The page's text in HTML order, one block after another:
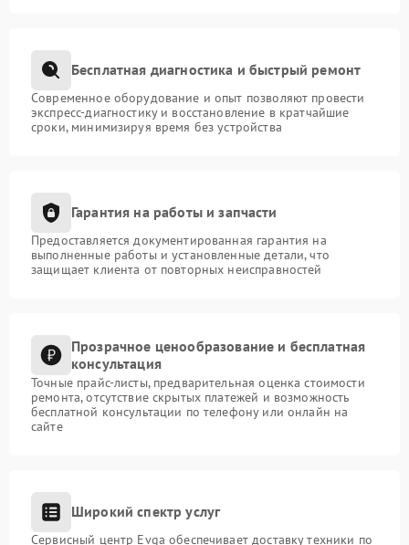
Бесплатная диагностика и быстрый ремонт
Современное оборудование и опыт позволяют провести
экспресс-диагностику и восстановление в кратчайшие
сроки, минимизируя время без устройства
Гарантия на работы и запчасти
Предоставляется документированная гарантия на
выполненные работы и установленные детали, что
защищает клиента от повторных неисправностей
Прозрачное ценообразование и бесплатная
консультация
Точные прайс-листы, предварительная оценка стоимости
ремонта, отсутствие скрытых платежей и возможность
бесплатной консультации по телефону или онлайн на
сайте
Широкий спектр услуг
Сервисный центр Evga обеспечивает доставку техники по